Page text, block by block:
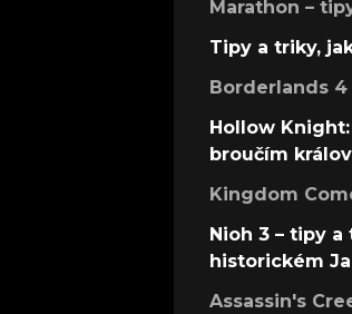
Marathon –
Tipy a triky,
Borderlands
Hollow
broučím
Kingdom
Nioh 3 – tipy
historickém
Assassin's